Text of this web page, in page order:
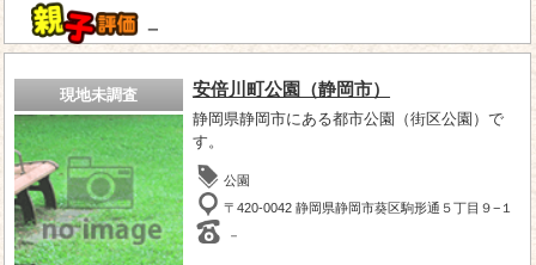
－
現地未調査 安倍川町公園（静岡市）
静岡県静岡市にある都市公園（街区公園）で
す。
公園
〒420-0042 静岡県静岡市葵区駒形通５丁目９−１
－